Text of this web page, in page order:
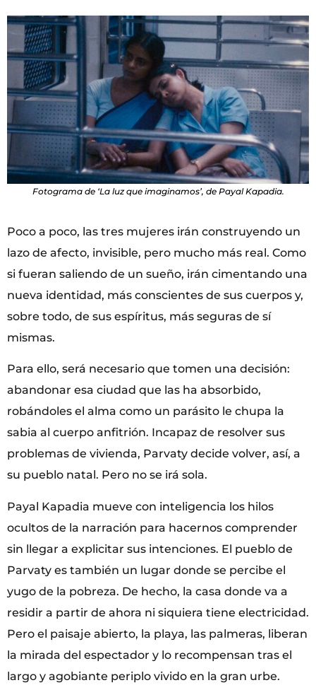
Fotograma de ‘La luz que imaginamos’, de Payal Kapadia.
Poco a poco, las tres mujeres irán construyendo un
lazo de afecto, invisible, pero mucho más real. Como
si fueran saliendo de un sueño, irán cimentando una
nueva identidad, más conscientes de sus cuerpos y,
sobre todo, de sus espíritus, más seguras de sí
mismas.
Para ello, será necesario que tomen una decisión:
abandonar esa ciudad que las ha absorbido,
robándoles el alma como un parásito le chupa la
sabia al cuerpo anfitrión. Incapaz de resolver sus
problemas de vivienda, Parvaty decide volver, así, a
su pueblo natal. Pero no se irá sola.
Payal Kapadia mueve con inteligencia los hilos
ocultos de la narración para hacernos comprender
sin llegar a explicitar sus intenciones. El pueblo de
Parvaty es también un lugar donde se percibe el
yugo de la pobreza. De hecho, la casa donde va a
residir a partir de ahora ni siquiera tiene electricidad.
Pero el paisaje abierto, la playa, las palmeras, liberan
la mirada del espectador y lo recompensan tras el
largo y agobiante periplo vivido en la gran urbe.